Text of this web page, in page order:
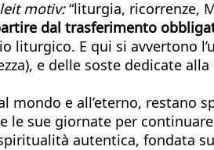
leit motiv:“liturgia, ricorrenze,
dal trasferimento
E qui si avvertono
e delle soste dedicate
e all’eterno, restano
le sue giornate per
autentica, fondata